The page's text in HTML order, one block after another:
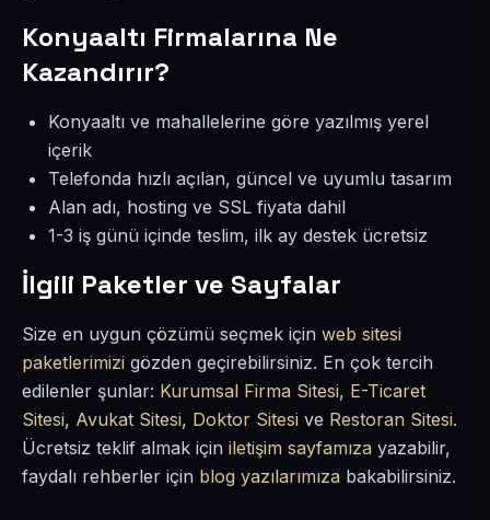
Konyaaltı Firmalarına Ne
Kazandırır?
Konyaaltı ve mahallelerine göre yazılmış yerel
içerik
Telefonda hızlı açılan, güncel ve uyumlu tasarım
Alan adı, hosting ve SSL fiyata dahil
1-3 iş günü içinde teslim, ilk ay destek ücretsiz
İlgili Paketler ve Sayfalar
Size en uygun çözümü seçmek için web sitesi
paketlerimizi gözden geçirebilirsiniz. En çok tercih
edilenler şunlar: Kurumsal Firma Sitesi, E-Ticaret
Sitesi, Avukat Sitesi, Doktor Sitesi ve Restoran Sitesi.
Ücretsiz teklif almak için iletişim sayfamıza yazabilir,
faydalı rehberler için blog yazılarımıza bakabilirsiniz.